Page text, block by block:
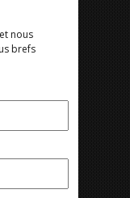
nous
brefs